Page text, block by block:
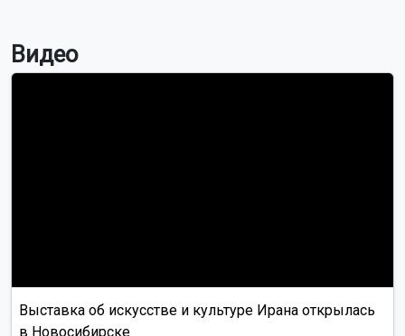
Видео
Выставка об искусстве и культуре Ирана открылась
в Новосибирске